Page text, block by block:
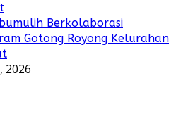
Berkolaborasi
Gotong Royong Kelurahan
2026